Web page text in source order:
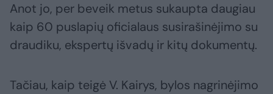
Anot jo, per beveik metus sukaupta daugiau
kaip 60 puslapių oficialaus susirašinėjimo su
draudiku, ekspertų išvadų ir kitų dokumentų.
Tačiau, kaip teigė V. Kairys, bylos nagrinėjimo